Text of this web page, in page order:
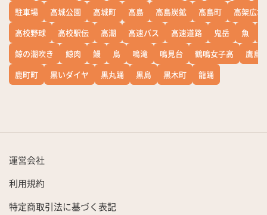
駐車場
高城公園 高城町 高島 高島炭鉱 高島町
高架広場
高校野球
高校駅伝 高潮 高速バス 高速道路 鬼岳 魚
鯨の潮吹き
鯨肉 鰻 鳥 鳴滝 鳴見台 鶴鳴女子高
鷹島
鹿町町
黒いダイヤ 黒丸踊 黒島 黒木町 龍踊
運営会社
利用規約
特定商取引法に基づく表記